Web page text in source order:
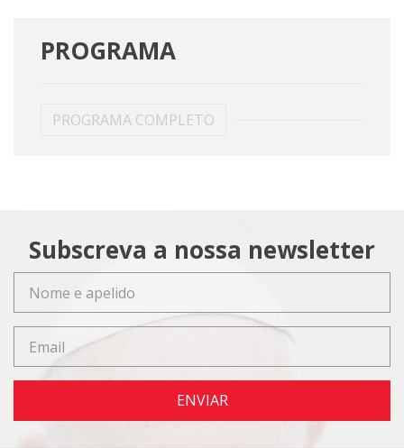
PROGRAMA
PROGRAMA COMPLETO
Subscreva a nossa newsletter
ENVIAR